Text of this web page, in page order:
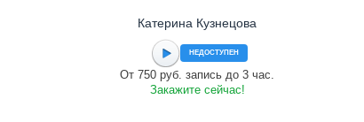
Катерина Кузнецова
НЕДОСТУПЕН
От 750 руб. запись до 3 час.
Закажите сейчас!